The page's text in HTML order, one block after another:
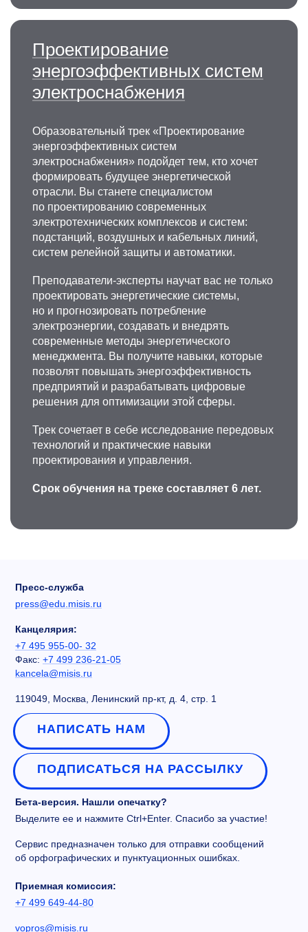
Проектирование
энергоэффективных систем
электроснабжения
Образовательный трек «Проектирование
энергоэффективных систем
электроснабжения» подойдет тем, кто хочет
формировать будущее энергетической
отрасли. Вы станете специалистом
по проектированию современных
электротехнических комплексов и систем:
подстанций, воздушных и кабельных линий,
систем релейной защиты и автоматики.
Преподаватели-эксперты научат вас не только
проектировать энергетические системы,
но и прогнозировать потребление
электроэнергии, создавать и внедрять
современные методы энергетического
менеджмента. Вы получите навыки, которые
позволят повышать энергоэффективность
предприятий и разрабатывать цифровые
решения для оптимизации этой сферы.
Трек сочетает в себе исследование передовых
технологий и практические навыки
проектирования и управления.
Срок обучения на треке составляет 6 лет.
Пресс-служба
press@edu.misis.ru
Канцелярия:
+7 495 955-00- 32
Факс: +7 499 236-21-05
kancela@misis.ru
119049, Москва, Ленинский пр-кт, д. 4, стр. 1
НАПИСАТЬ НАМ
ПОДПИСАТЬСЯ НА РАССЫЛКУ
Бета-версия. Нашли опечатку?
Выделите ее и нажмите Ctrl+Enter. Спасибо за участие!
Сервис предназначен только для отправки сообщений
об орфографических и пунктуационных ошибках.
Приемная комиссия:
+7 499 649-44-80
vopros@misis.ru